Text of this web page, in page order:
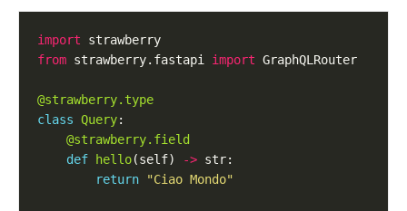
import
from strawberry.fastapi import
@strawberry.type
class Query
@strawberry.field
def
hello(self) ->
return
"Ciao Mondo"